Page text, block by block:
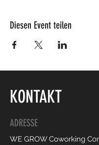
Diesen Event teilen
KONTAKT
ADRESSE
WE GROW Coworking